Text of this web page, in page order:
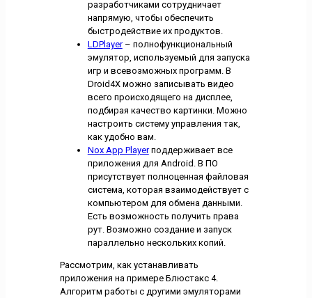
разработчиками сотрудничает
напрямую, чтобы обеспечить
быстродействие их продуктов.
LDPlayer– полнофункциональный
эмулятор, используемый для запуска
игр и всевозможных программ. В
Droid4X можно записывать видео
всего происходящего на дисплее,
подбирая качество картинки. Можно
настроить систему управления так,
как удобно вам.
Nox App Playerподдерживает все
приложения для Android. В ПО
присутствует полноценная файловая
система, которая взаимодействует с
компьютером для обмена данными.
Есть возможность получить права
рут. Возможно создание и запуск
параллельно нескольких копий.
Рассмотрим, как устанавливать
приложения на примере Блюстакс 4.
Алгоритм работы с другими эмуляторами